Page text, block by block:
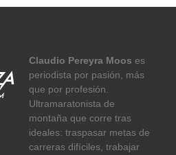
Claudio Pereyra Moos es
periodista por pasión, más
que por profesión.
Ultramaratonista de
montaña que corre tras
ideales: traspasar metas de
carreras difíciles, trabajar